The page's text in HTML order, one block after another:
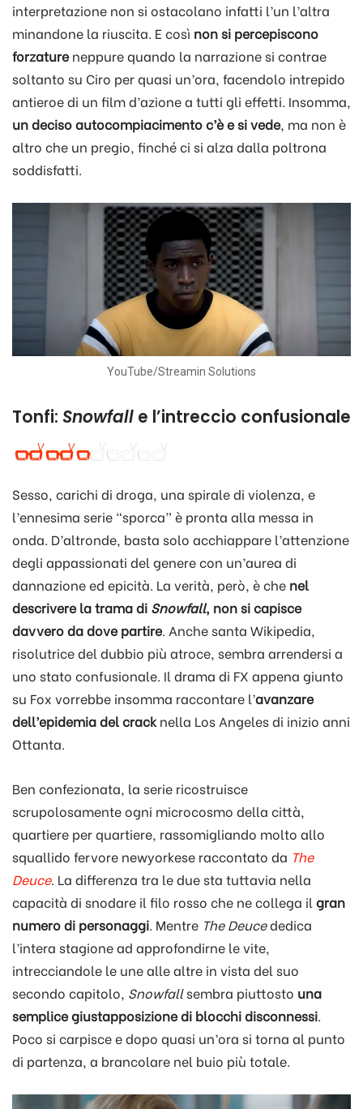
interpretazione non si ostacolano infatti l’un l’altra
minandone la riuscita. E così non si percepiscono
forzatureneppure quando la narrazione si contrae
soltanto su Ciro per quasi un’ora, facendolo intrepido
antieroe di un film d’azione a tutti gli effetti. Insomma,
un deciso autocompiacimento c’è e si vede, ma non è
altro che un pregio, finché ci si alza dalla poltrona
soddisfatti.
YouTube/Streamin Solutions
Tonfi: Snowfall e l’intreccio confusionale
Sesso, carichi di droga, una spirale di violenza, e
l’ennesima serie “sporca” è pronta alla messa in
onda. D’altronde, basta solo acchiappare l’attenzione
degli appassionati del genere con un’aurea di
dannazione ed epicità. La verità, però, è che nel
descrivere la trama di Snowfall, non si capisce
davvero da dove partire. Anche santa Wikipedia,
risolutrice del dubbio più atroce, sembra arrendersi a
uno stato confusionale. Il drama di FX appena giunto
su Fox vorrebbe insomma raccontare l’avanzare
dell’epidemia del cracknella Los Angeles di inizio anni
Ottanta.
Ben confezionata, la serie ricostruisce
scrupolosamente ogni microcosmo della città,
quartiere per quartiere, rassomigliando molto allo
squallido fervore newyorkese raccontato da The
Deuce. La differenza tra le due sta tuttavia nella
capacità di snodare il filo rosso che ne collega il gran
numero di personaggi. Mentre The Deucededica
l’intera stagione ad approfondirne le vite,
intrecciandole le une alle altre in vista del suo
secondo capitolo, Snowfallsembra piuttosto una
semplice giustapposizione di blocchi disconnessi.
Poco si carpisce e dopo quasi un’ora si torna al punto
di partenza, a brancolare nel buio più totale.